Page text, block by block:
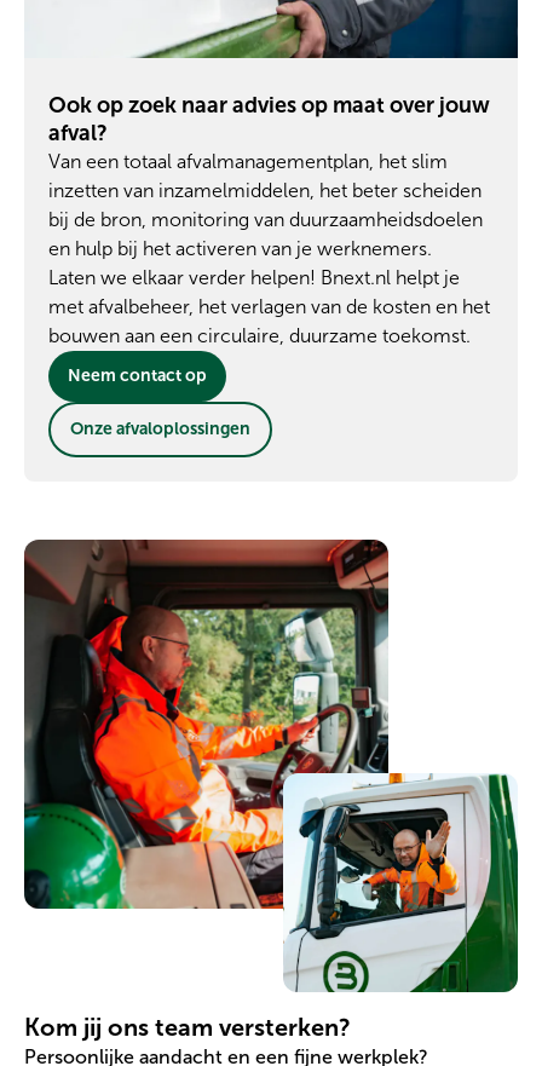
Ook op zoek naar advies op maat over jouw
afval?
Van een totaal afvalmanagementplan, het slim
inzetten van inzamelmiddelen, het beter scheiden
bij de bron, monitoring van duurzaamheidsdoelen
en hulp bij het activeren van je werknemers.
Laten we elkaar verder helpen! Bnext.nl helpt je
met afvalbeheer, het verlagen van de kosten en het
bouwen aan een circulaire, duurzame toekomst.
Neem contact op
Onze afvaloplossingen
Kom jij ons team versterken?
Persoonlijke aandacht en een fijne werkplek?